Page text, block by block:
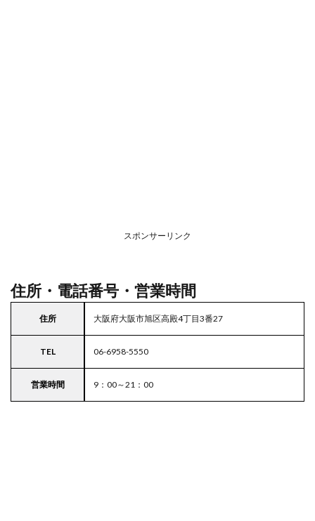
スポンサーリンク
住所・電話番号・営業時間
住所 大阪府大阪市旭区高殿4丁目3番27
TEL 06-6958-5550
営業時間 9：00～21：00